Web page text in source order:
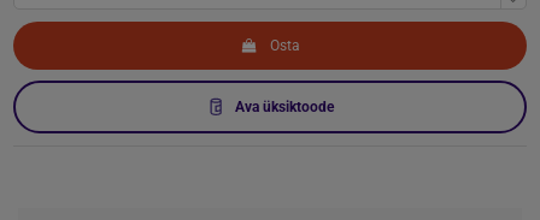
Osta
Ava üksiktoode